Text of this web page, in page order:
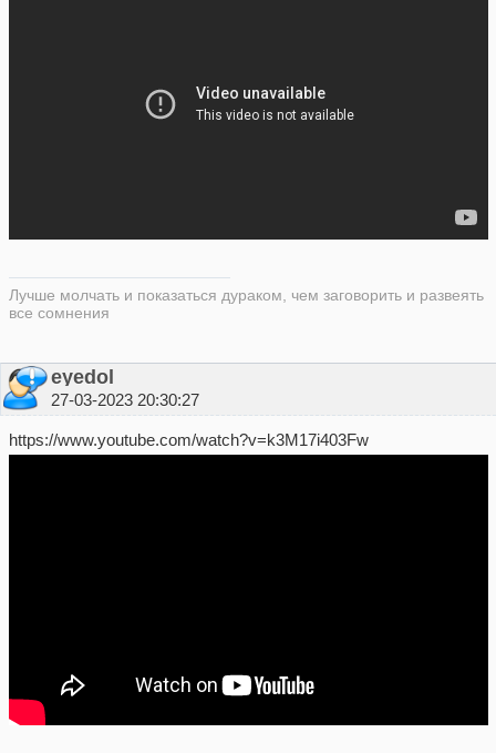
Лучше молчать и показаться дураком, чем заговорить и развеять
все сомнения
eyedol
27-03-2023 20:30:27
https://www.youtube.com/watch?v=k3M17i403Fw